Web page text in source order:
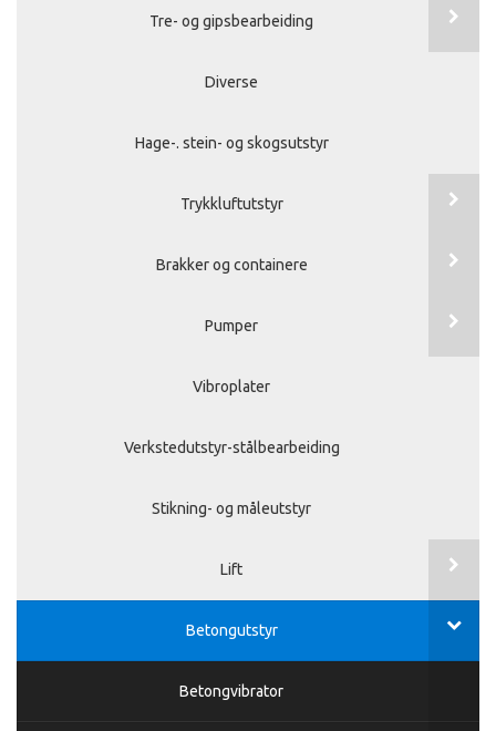
Tre- og gipsbearbeiding
Diverse
Hage-. stein- og skogsutstyr
Trykkluftutstyr
Brakker og containere
Pumper
Vibroplater
Verkstedutstyr-stålbearbeiding
Stikning- og måleutstyr
Lift
Betongutstyr
Betongvibrator